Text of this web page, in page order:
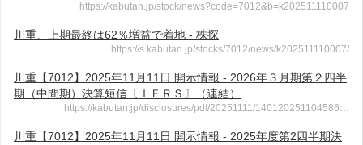
https://kabutan.jp/stock/news?code=7012&b=k202511110007
川重、上期最終は62％増益で着地 - 株探
https://s.kabutan.jp/stocks/7012/news/k202511110007/
川重【7012】2025年11月11日 開示情報 - 2026年３月期第２四半
期（中間期）決算短信〔ＩＦＲＳ〕（連結）
https://kabutan.jp/disclosures/pdf/20251111/140120251104586…
川重【7012】2025年11月11日 開示情報 - 2025年度第2四半期決